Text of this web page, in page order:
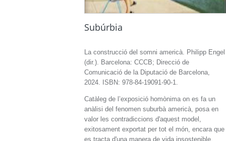
Subúrbia
La construcció del somni americà. Philipp Engel
(dir.). Barcelona: CCCB; Direcció de
Comunicació de la Diputació de Barcelona,
2024. ISBN: 978-84-19091-90-1.
Catàleg de l’exposició homònima on es fa un
anàlisi del fenomen suburbà americà, posa en
valor les contradiccions d'aquest model,
exitosament exportat per tot el món, encara que
es tracta d'una manera de vida insostenible,